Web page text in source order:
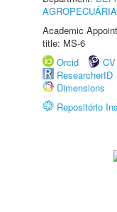
Academic
title: MS-6
Orcid
ResearcherID
Dimensions
Repositório